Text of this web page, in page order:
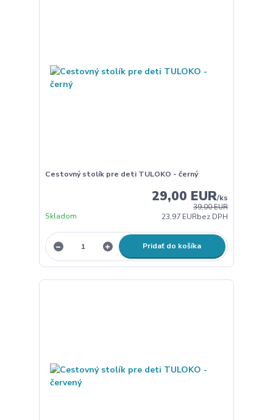
Cestovný stolík pre deti TULOKO - černý
39,00 EUR
29,00 EUR/ks
23,97 EURbez DPH
Skladom
Pridať do košíka